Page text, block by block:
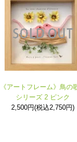
《アートフレーム》鳥の
シリーズ 2 ピンク
2,500円(税込2,750円)